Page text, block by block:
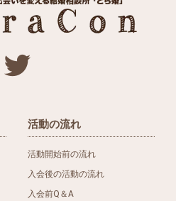
活動の流れ
活動開始前の流れ
入会後の活動の流れ
入会前Q＆A